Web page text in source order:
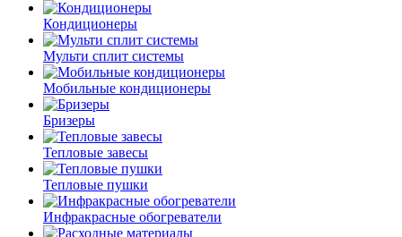
Кондиционеры
Мульти сплит системы
Мобильные кондиционеры
Бризеры
Тепловые завесы
Тепловые пушки
Инфракрасные обогреватели